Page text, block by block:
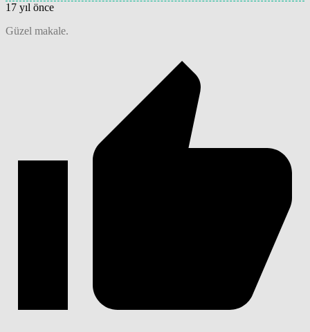
17 yıl önce
Güzel makale.